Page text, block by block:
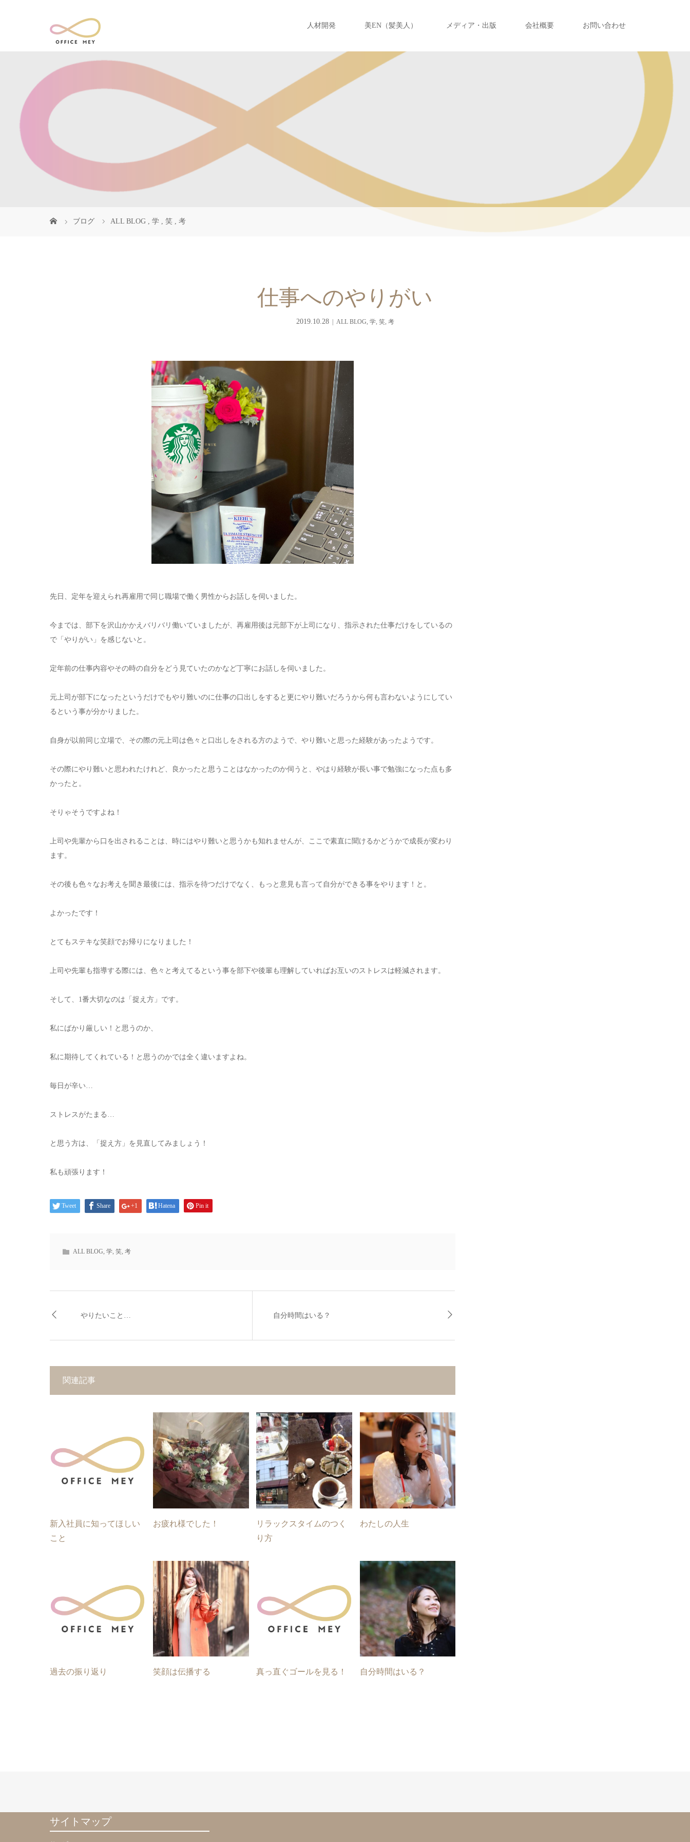
人材開発 美EN（髪美人） メディア・出版 会社概要 お問い合わせ
ブログ ALL BLOG , 学 , 笑 , 考
仕事へのやりがい
2019.10.28 ALL BLOG 学, 笑, 考
先日、定年を迎えられ再雇用で同じ職場で働く男性からお話しを伺いました。
今までは、部下を沢山かかえバリバリ働いていましたが、再雇用後は元部下が上司になり、指示された仕事だけをしているの
で「やりがい」を感じないと。
定年前の仕事内容やその時の自分をどう見ていたのかなど丁寧にお話しを伺いました。
元上司が部下になったというだけでもやり難いのに仕事の口出しをすると更にやり難いだろうから何も言わないようにしてい
るという事が分かりました。
自身が以前同じ立場で、その際の元上司は色々と口出しをされる方のようで、やり難いと思った経験があったようです。
その際にやり難いと思われたけれど、良かったと思うことはなかったのか伺うと、やはり経験が長い事で勉強になった点も多
かったと。
そりゃそうですよね！
上司や先輩から口を出されることは、時にはやり難いと思うかも知れませんが、ここで素直に聞けるかどうかで成長が変わり
ます。
その後も色々なお考えを聞き最後には、指示を待つだけでなく、もっと意見も言って自分ができる事をやります！と。
よかったです！
とてもステキな笑顔でお帰りになりました！
上司や先輩も指導する際には、色々と考えてるという事を部下や後輩も理解していればお互いのストレスは軽減されます。
そして、1番大切なのは「捉え方」です。
私にばかり厳しい！と思うのか、
私に期待してくれている！と思うのかでは全く違いますよね。
毎日が辛い…
ストレスがたまる…
と思う方は、「捉え方」を見直してみましょう！
私も頑張ります！
Tweet Share +1 Hatena Pin it
ALL BLOG, 学, 笑, 考
やりたいこと… 自分時間はいる？
関連記事
新入社員に知ってほしい
こと
お疲れ様でした！
リラックスタイムのつく
り方
わたしの人生
過去の振り返り 笑顔は伝播する 真っ直ぐゴールを見る！ 自分時間はいる？
サイトマップ